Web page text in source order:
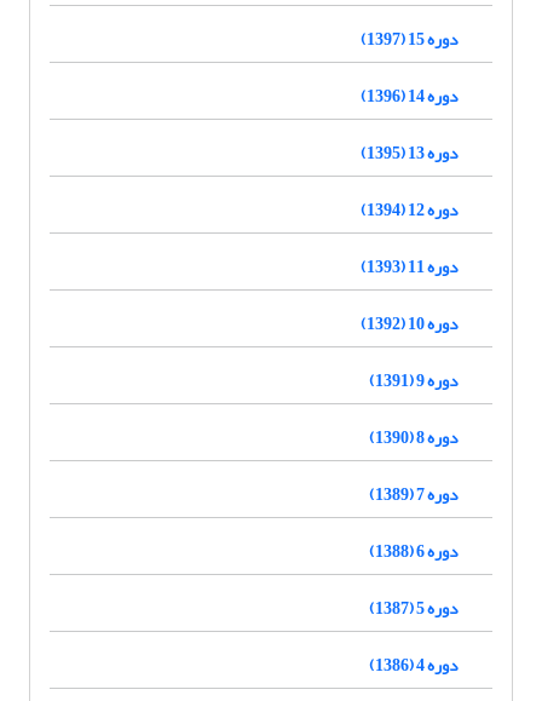
دوره 15 (1397)
دوره 14 (1396)
دوره 13 (1395)
دوره 12 (1394)
دوره 11 (1393)
دوره 10 (1392)
دوره 9 (1391)
دوره 8 (1390)
دوره 7 (1389)
دوره 6 (1388)
دوره 5 (1387)
دوره 4 (1386)